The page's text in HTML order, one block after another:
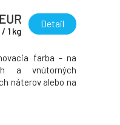
/ 1 kg
Detail
farba - na
a vnútorných
náterov alebo na